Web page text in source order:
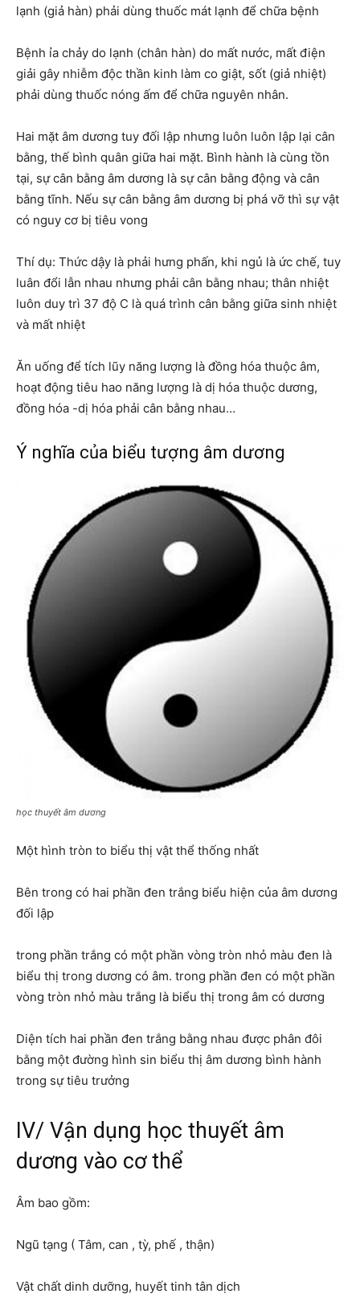
lạnh (giả hàn) phải dùng thuốc mát lạnh để chữa bệnh
Bệnh ỉa chảy do lạnh (chân hàn) do mất nước, mất điện
giải gây nhiễm độc thần kinh làm co giật, sốt (giả nhiệt)
phải dùng thuốc nóng ấm để chữa nguyên nhân.
Hai mặt âm dương tuy đối lập nhưng luôn luôn lập lại cân
bằng, thế bình quân giữa hai mặt. Bình hành là cùng tồn
tại, sự cân bằng âm dương là sự cân bằng động và cân
bằng tĩnh. Nếu sự cân bằng âm dương bị phá vỡ thì sự vật
có nguy cơ bị tiêu vong
Thí dụ: Thức dậy là phải hưng phấn, khi ngủ là ức chế, tuy
luân đổi lẫn nhau nhưng phải cân bằng nhau; thân nhiệt
luôn duy trì 37 độ C là quá trình cân bằng giữa sinh nhiệt
và mất nhiệt
Ăn uống để tích lũy năng lượng là đồng hóa thuộc âm,
hoạt động tiêu hao năng lượng là dị hóa thuộc dương,
đồng hóa -dị hóa phải cân bằng nhau…
Ý nghĩa của biểu tượng âm dương
học thuyết âm dương
Một hình tròn to biểu thị vật thể thống nhất
Bên trong có hai phần đen trắng biểu hiện của âm dương
đối lập
trong phần trắng có một phần vòng tròn nhỏ màu đen là
biểu thị trong dương có âm. trong phần đen có một phần
vòng tròn nhỏ màu trắng là biểu thị trong âm có dương
Diện tích hai phần đen trắng bằng nhau được phân đôi
bằng một đường hình sin biểu thị âm dương bình hành
trong sự tiêu trưởng
IV/ Vận dụng học thuyết âm
dương vào cơ thể
Âm bao gồm:
Ngũ tạng ( Tâm, can , tỳ, phế , thận)
Vật chất dinh dưỡng, huyết tinh tân dịch